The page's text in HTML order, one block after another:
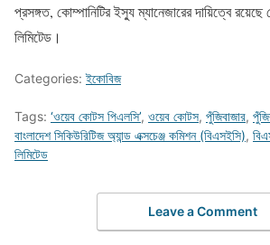
প্রসঙ্গত, কোম্পানিটির ইস্যু ম্যানেজারের দায়িত্বে রয়েছে
লিমিটেড।
Categories:ইকোবিজ
Tags: ‘ওয়েব কোটস পিএলসি’, ওয়েব কোটস, পুঁজিবাজার,
বাংলাদেশ সিকিউরিটিজ অ্যান্ড এক্সচেঞ্জ কমিশন (বিএসইসি),
লিমিটেড
Leave a Comment